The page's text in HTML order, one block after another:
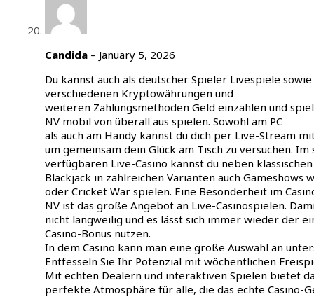
Candida – January 5, 2026
Du kannst auch als deutscher Spieler Livespiele
verschiedenen Kryptowährungen und
weiteren Zahlungsmethoden Geld einzahlen und
NV mobil von überall aus spielen. Sowohl am PC
als auch am Handy kannst du dich per Live-Stream
um gemeinsam dein Glück am Tisch zu versuchen. Im
verfügbaren Live-Casino kannst du neben
Blackjack in zahlreichen Varianten auch Gameshows
oder Cricket War spielen. Eine Besonderheit im
NV ist das große Angebot an Live-Casinospielen.
nicht langweilig und es lässt sich immer wieder der
Casino-Bonus nutzen.
In dem Casino kann man eine große Auswahl an
Entfesseln Sie Ihr Potenzial mit wöchentlichen
Mit echten Dealern und interaktiven Spielen bietet
perfekte Atmosphäre für alle, die das echte Casino-